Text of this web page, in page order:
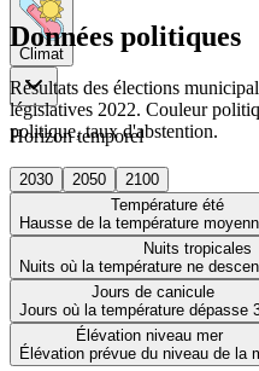
Climat
Horizon temporel
2030 2050
2100
Température été
Hausse de la température
Nuits tropicales
Nuits où la température ne
Jours de canicule
Jours où la température dépasse
Élévation niveau mer
Élévation prévue du niveau de la
Données politiques
Résultats des élections
législatives 2022. Couleur
politique, taux d'abstention.